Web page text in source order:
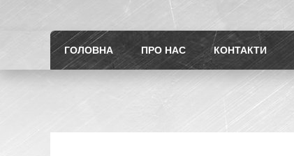
ГОЛОВНА ПРО НАС КОНТАКТИ